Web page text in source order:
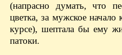
(напрасно думать, что
цветка, за мужское начало
курсе), шептала бы ему
патоки.